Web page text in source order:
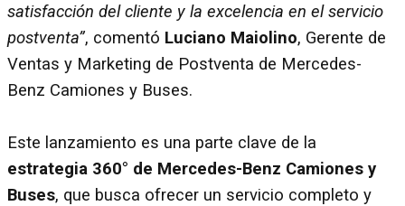
satisfacción del cliente y la excelencia en el servicio
postventa”, comentó Luciano Maiolino, Gerente de
Ventas y Marketing de Postventa de Mercedes-
Benz Camiones y Buses.
Este lanzamiento es una parte clave de la
estrategia 360° de Mercedes-Benz Camiones y
Buses, que busca ofrecer un servicio completo y